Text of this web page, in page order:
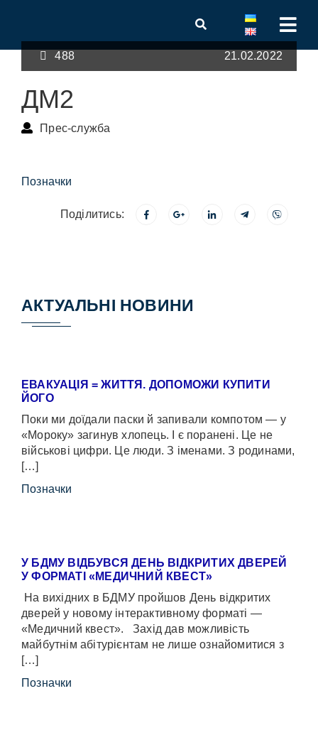
488 21.02.2022
ДМ2
Прес-служба
Позначки
Поділитись:
АКТУАЛЬНІ НОВИНИ
ЕВАКУАЦІЯ = ЖИТТЯ. ДОПОМОЖИ КУПИТИ
ЙОГО
Поки ми доїдали паски й запивали компотом — у
«Мороку» загинув хлопець. І є поранені. Це не
військові цифри. Це люди. З іменами. З родинами,
[…]
Позначки
У БДМУ ВІДБУВСЯ ДЕНЬ ВІДКРИТИХ ДВЕРЕЙ
У ФОРМАТІ «МЕДИЧНИЙ КВЕСТ»
На вихідних в БДМУ пройшов День відкритих
дверей у новому інтерактивному форматі —
«Медичний квест». Захід дав можливість
майбутнім абітурієнтам не лише ознайомитися з
[…]
Позначки